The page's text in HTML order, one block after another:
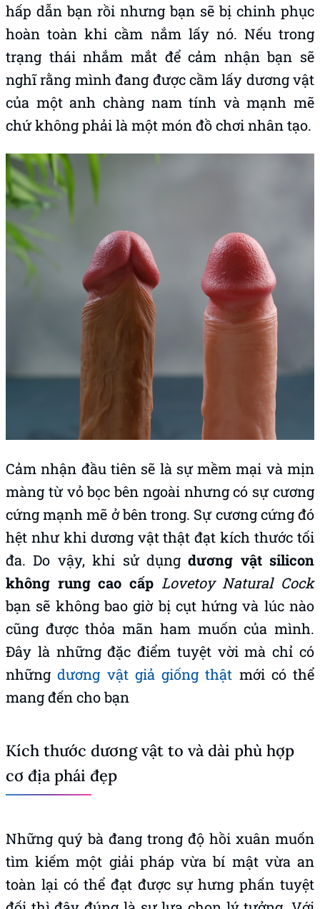
hoàn toàn khi cầm nắm lấy nó. Nếu trong
trạng thái nhắm mắt để cảm nhận bạn sẽ
nghĩ rằng mình đang được cầm lấy dương vật
của một anh chàng nam tính và mạnh mẽ
chứ không phải là một món đồ chơi nhân tạo.
Cảm nhận đầu tiên sẽ là sự mềm mại và mịn
màng từ vỏ bọc bên ngoài nhưng có sự cương
cứng mạnh mẽ ở bên trong. Sự cương cứng đó
hệt như khi dương vật thật đạt kích thước tối
đa. Do vậy, khi sử dụng dương vật silicon
không rung cao cấp
Lovetoy Natural Cock
bạn sẽ không bao giờ bị cụt hứng và lúc nào
cũng được thỏa mãn ham muốn của mình.
Đây là những đặc điểm tuyệt vời mà chỉ có
những
dương vật giả giống thật
mới có thể
mang đến cho bạn
Kích thước dương vật to và dài phù hợp
cơ địa phái đẹp
Những quý bà đang trong độ hồi xuân muốn
tìm kiếm một giải pháp vừa bí mật vừa an
toàn lại có thể đạt được sự hưng phấn tuyệt
đối thì đây đúng là sự lựa chọn lý tưởng. Với